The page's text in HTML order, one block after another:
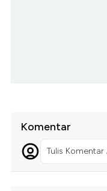
Komentar
Tulis Komentar